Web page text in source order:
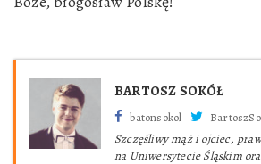
BARTOSZ SOKÓŁ
batonsokol
Szczęśliwy mąż i ojciec,
na Uniwersytecie Śląskim